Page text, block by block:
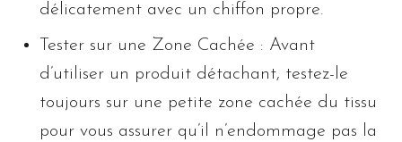
délicatement avec un chiffon propre.
Tester sur une Zone Cachée : Avant
d’utiliser un produit détachant, testez-le
toujours sur une petite zone cachée du tissu
pour vous assurer qu’il n’endommage pas la